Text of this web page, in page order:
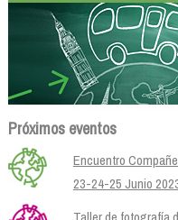
Próximos eventos
Encuentro
23-24-25 Junio